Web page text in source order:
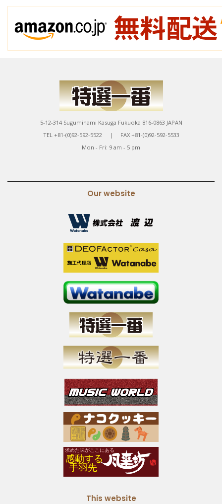
5-12-314 Suguminami Kasuga Fukuoka 816-0863 JAPAN
TEL +81-(0)92-592-5522 | FAX +81-(0)92-592-5533
Mon - Fri: 9 am - 5 pm
Our website
This website